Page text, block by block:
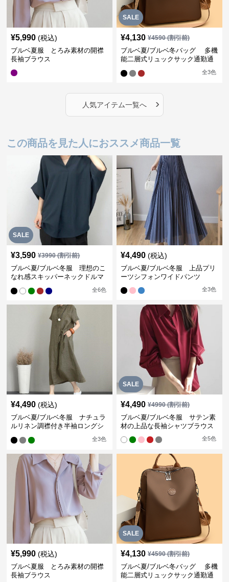
¥5,990 (税込)
ブルベ夏服 とろみ素材の開襟
長袖ブラウス
SALE
¥4,130 ¥4590(割引前)
ブルベ夏/ブルベ冬バッグ 多機
能二層式リュックサック通勤通
全3色
人気アイテム一覧へ ›
この商品を見た人におススメ商品一覧
SALE
¥3,590 ¥3990(割引前)
ブルベ夏/ブルベ冬服 理想のこ
なれ感スキッパーネックドルマ
全6色
¥4,490 (税込)
ブルベ夏/ブルベ冬服 上品プリ
ーツシフォンワイドパンツ
全3色
¥4,490 (税込)
ブルベ夏/ブルベ冬服 ナチュラ
ルリネン調襟付き半袖ロングシ
全3色
SALE
¥4,490 ¥4990(割引前)
ブルベ夏/ブルベ冬服 サテン素
材の上品な長袖シャツブラウス
全5色
¥5,990 (税込)
ブルベ夏服 とろみ素材の開襟
長袖ブラウス
SALE
¥4,130 ¥4590(割引前)
ブルベ夏/ブルベ冬バッグ 多機
能二層式リュックサック通勤通